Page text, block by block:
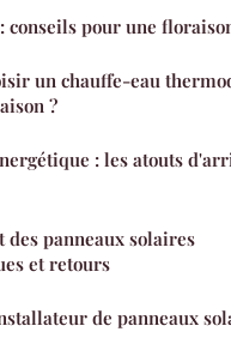
pour une
un chauffe-eau
?
: les atouts
des panneaux solaires
et retours
de panneaux